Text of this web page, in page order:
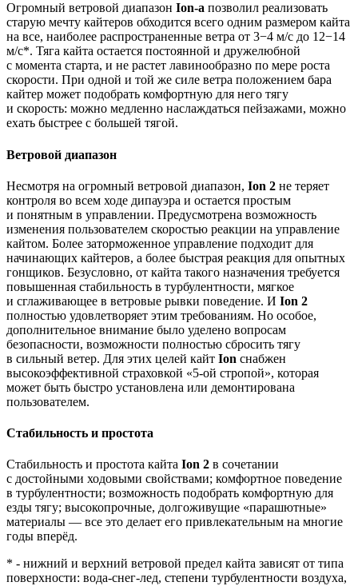
Огромный ветровой диапазон Ion-a позволил реализовать
старую мечту кайтеров обходится всего одним размером кайта
на все, наиболее распространенные ветра от 3−4 м/c до 12−14
м/с*. Тяга кайта остается постоянной и дружелюбной
с момента старта, и не растет лавинообразно по мере роста
скорости. При одной и той же силе ветра положением бара
кайтер может подобрать комфортную для него тягу
и скорость: можно медленно наслаждаться пейзажами, можно
ехать быстрее с большей тягой.
Ветровой диапазон
Несмотря на огромный ветровой диапазон, Ion 2 не теряет
контроля во всем ходе дипауэра и остается простым
и понятным в управлении. Предусмотрена возможность
изменения пользователем скоростью реакции на управление
кайтом. Более заторможенное управление подходит для
начинающих кайтеров, а более быстрая реакция для опытных
гонщиков. Безусловно, от кайта такого назначения требуется
повышенная стабильность в турбулентности, мягкое
и сглаживающее в ветровые рывки поведение. И Ion 2
полностью удовлетворяет этим требованиям. Но особое,
дополнительное внимание было уделено вопросам
безопасности, возможности полностью сбросить тягу
в сильный ветер. Для этих целей кайт Ion снабжен
высокоэффективной страховкой «5-ой стропой», которая
может быть быстро установлена или демонтирована
пользователем.
Стабильность и простота
Стабильность и простота кайта Ion 2 в сочетании
с достойными ходовыми свойствами; комфортное поведение
в турбулентности; возможность подобрать комфортную для
езды тягу; высокопрочные, долгоживущие «парашютные»
материалы — все это делает его привлекательным на многие
годы вперёд.
* - нижний и верхний ветровой предел кайта зависят от типа
поверхности: вода-снег-лед, степени турбулентности воздуха,